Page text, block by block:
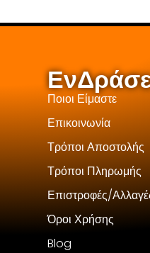
Ποιοι Είμαστε
Επικοινωνία
Τρόποι Αποστολής
Τρόποι Πληρωμής
Επιστροφές/
Όροι Χρήσης
Blog